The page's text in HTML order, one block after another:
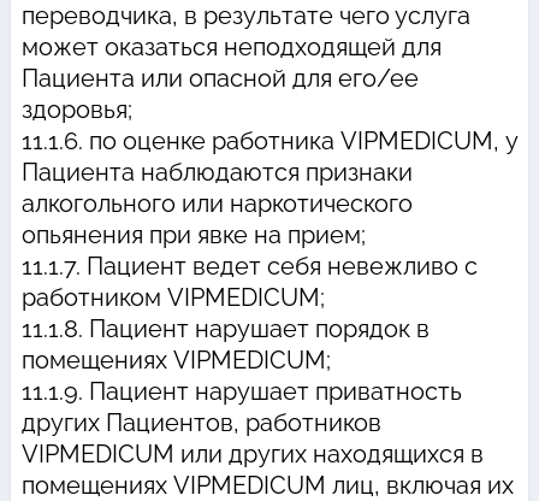
переводчика, в результате чего услуга
может оказаться неподходящей для
Пациента или опасной для его/ее
здоровья;
11.1.6. по оценке работника VIPMEDICUM, у
Пациента наблюдаются признаки
алкогольного или наркотического
опьянения при явке на прием;
11.1.7. Пациент ведет себя невежливо с
работником VIPMEDICUM;
11.1.8. Пациент нарушает порядок в
помещениях VIPMEDICUM;
11.1.9. Пациент нарушает приватность
других Пациентов, работников
VIPMEDICUM или других находящихся в
помещениях VIPMEDICUM лиц, включая их